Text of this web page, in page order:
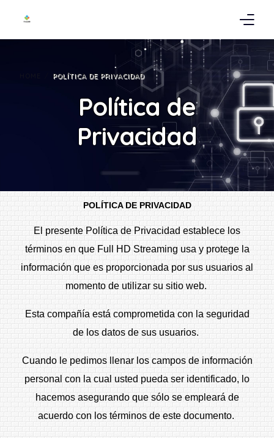
POLÍTICA DE PRIVACIDAD
Política de
Privacidad
POLÍTICA DE PRIVACIDAD
El presente Política de Privacidad establece los
términos en que Full HD Streaming usa y protege la
información que es proporcionada por sus usuarios al
momento de utilizar su sitio web.
Esta compañía está comprometida con la seguridad
de los datos de sus usuarios.
Cuando le pedimos llenar los campos de información
personal con la cual usted pueda ser identificado, lo
hacemos asegurando que sólo se empleará de
acuerdo con los términos de este documento.
Full HD Streaming S.A.
Política de Privacidad
Términos del servicio
Misión Visión Y Filosofía